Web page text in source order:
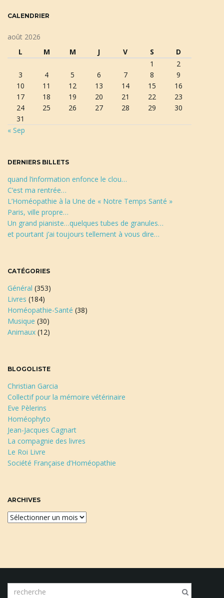
c
CALENDRIER
août 2026
L
M M J V S D
« Sep
1
2
3
4 5 6 7 8
9
10
11 12 13 14 15
16
17
18 19 20 21 22
23
24
25 26 27 28 29
30
31
DERNIERS BILLETS
quand l’information enfonce le clou…
C’est ma rentrée…
L’Homéopathie à la Une de « Notre Temps Santé »
Paris, ville propre…
Un grand pianiste…quelques tubes de granules…
et pourtant j’ai toujours tellement à vous dire…
CATÉGORIES
Général (353)
Livres (184)
Homéopathie-Santé (38)
Musique (30)
Animaux (12)
BLOGOLISTE
Christian Garcia
Collectif pour la mémoire vétérinaire
Eve Pèlerins
Homéophyto
Jean-Jacques Cagnart
La compagnie des livres
Le Roi Livre
Société Française d’Homéopathie
ARCHIVES
A
e